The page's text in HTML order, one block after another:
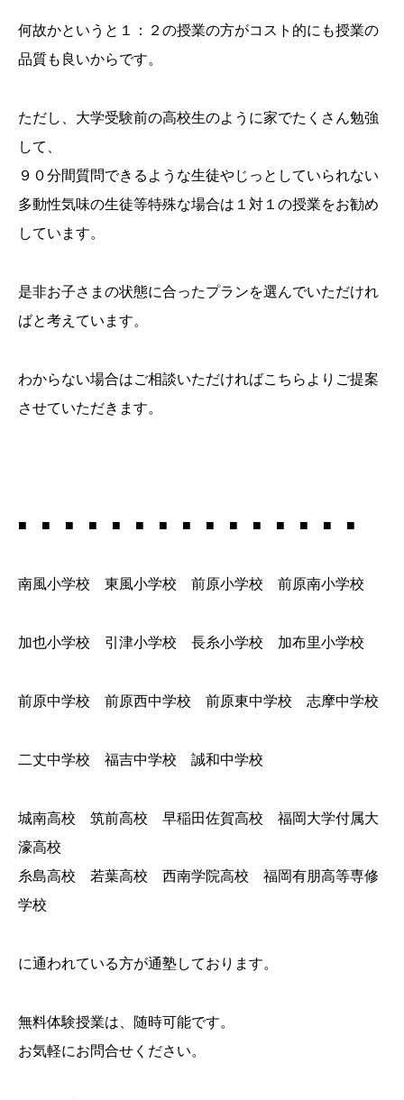
何故かというと１：２の授業の方がコスト的にも授業の
品質も良いからです。
ただし、大学受験前の高校生のように家でたくさん勉強
して、
９０分間質問できるような生徒やじっとしていられない
多動性気味の生徒等特殊な場合は１対１の授業をお勧め
しています。
是非お子さまの状態に合ったプランを選んでいただけれ
ばと考えています。
わからない場合はご相談いただければこちらよりご提案
させていただきます。
■ ■ ■ ■ ■ ■ ■ ■ ■ ■ ■ ■ ■ ■ ■
南風小学校 東風小学校 前原小学校 前原南小学校
加也小学校 引津小学校 長糸小学校 加布里小学校
前原中学校 前原西中学校 前原東中学校 志摩中学校
二丈中学校 福吉中学校 誠和中学校
城南高校 筑前高校 早稲田佐賀高校 福岡大学付属大
濠高校
糸島高校 若葉高校 西南学院高校 福岡有朋高等専修
学校
に通われている方が通塾しております。
無料体験授業は、随時可能です。
お気軽にお問合せください。